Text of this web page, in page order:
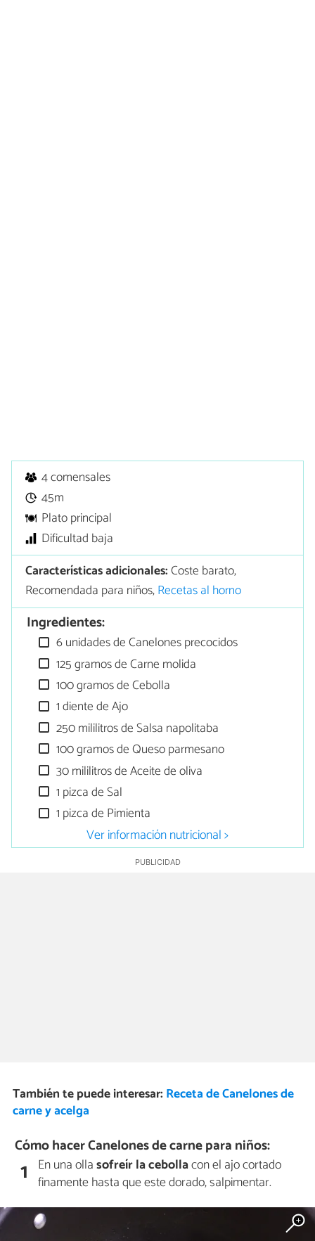
4 comensales
45m
Plato principal
Dificultad baja
Características adicionales:Coste barato,
Recomendada para niños,Recetas al horno
Ingredientes:
6 unidades de Canelones precocidos
125 gramos de Carne molida
100 gramos de Cebolla
1 diente de Ajo
250 mililitros de Salsa napolitaba
100 gramos de Queso parmesano
30 mililitros de Aceite de oliva
1 pizca de Sal
1 pizca de Pimienta
Ver información nutricional >
También te puede interesar: Receta de Canelones de
carne y acelga
Cómo hacer Canelones de carne para niños:
1 En una ollasofreír la cebollacon el ajo cortado
finamente hasta que este dorado, salpimentar.